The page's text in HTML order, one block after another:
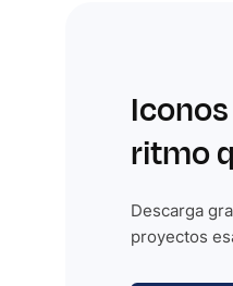
ritmo
Descarga
proyectos